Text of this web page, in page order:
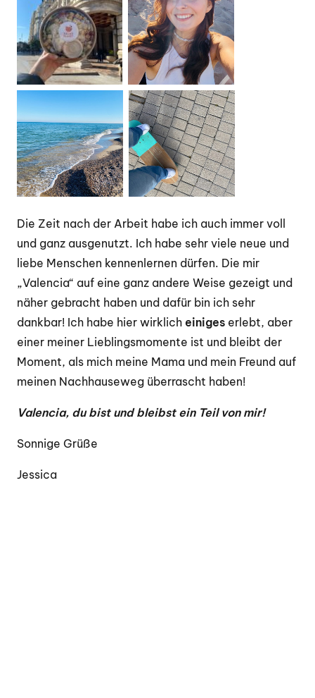
Die Zeit nach der Arbeit habe ich auch immer voll
und ganz ausgenutzt. Ich habe sehr viele neue und
liebe Menschen kennenlernen dürfen. Die mir
„Valencia“ auf eine ganz andere Weise gezeigt und
näher gebracht haben und dafür bin ich sehr
dankbar! Ich habe hier wirklich einiges erlebt, aber
einer meiner Lieblingsmomente ist und bleibt der
Moment, als mich meine Mama und mein Freund auf
meinen Nachhauseweg überrascht haben!
Valencia, du bist und bleibst ein Teil von mir!
Sonnige Grüße
Jessica